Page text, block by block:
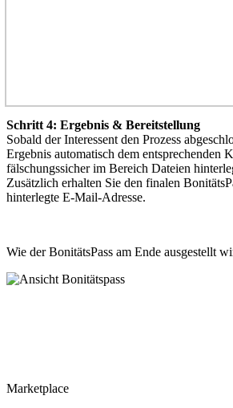
Schritt 4: Ergebnis & Bereitstellung
Sobald der Interessent den Prozess
Ergebnis automatisch dem entsprechenden
fälschungssicher im Bereich Dateien
Zusätzlich erhalten Sie den finalen
hinterlegte E-Mail-Adresse.
Wie der BonitätsPass am Ende ausgestellt
Marketplace